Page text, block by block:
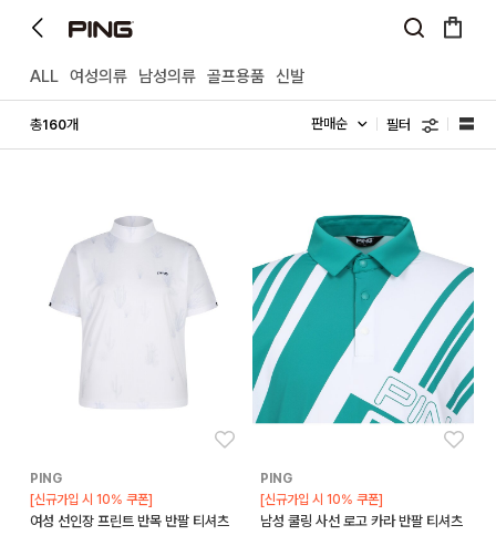
ALL 여성의류 남성의류 골프용품 신발
총160개 필터
PING
[신규가입 시 10% 쿠폰]
여성 선인장 프린트 반목 반팔 티셔츠
PING
[신규가입 시 10% 쿠폰]
남성 쿨링 사선 로고 카라 반팔 티셔츠